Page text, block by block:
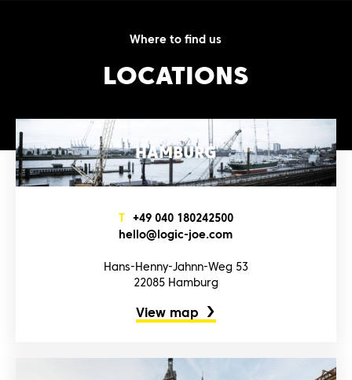
Where to find us
LOCATIONS
HAMBURG
T +4‌9‌ 0‌4‌0‌ 1‌8‌0‌2‌4‌2‌5‌0‌0‌
h‌e‌l‌l‌o‌@l‌o‌g‌i‌c‌-j‌o‌e‌.c‌o‌m‌
Hans-Henny-Jahnn-Weg 53
22085 Hamburg
View map